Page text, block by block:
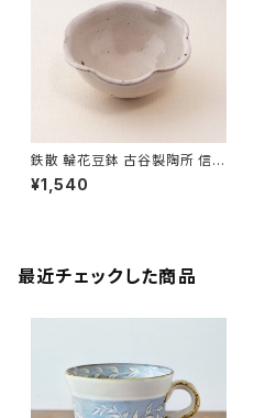
鉄散 輪花豆鉢 古谷製陶所 信楽
焼【伝統工芸品】【民藝品】【ギフ
ト プレゼント】【父の日 お誕生
¥1,540
最近チェックした商品